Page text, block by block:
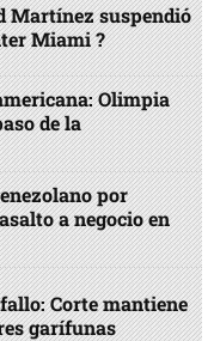
Martínez suspendió
Miami ?
Olimpia
de la
por
a negocio en
Corte mantiene
garífunas